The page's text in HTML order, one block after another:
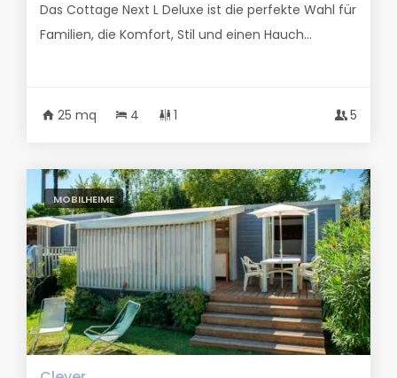
Das Cottage Next L Deluxe ist die perfekte Wahl für
Familien, die Komfort, Stil und einen Hauch...
25 mq 4 1 5
MOBILHEIME